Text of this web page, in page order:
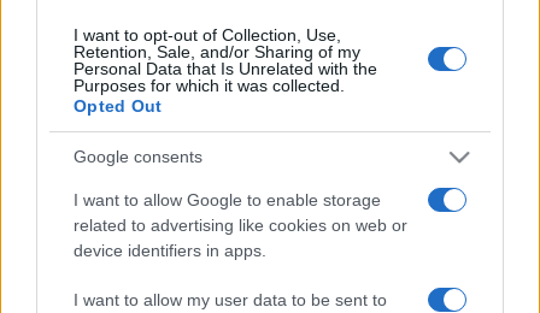
I want to opt-out of Collection, Use,
Retention, Sale, and/or Sharing of my
Personal Data that Is Unrelated with the
Purposes for which it was collected.
Opted Out
Google consents
I want to allow Google to enable storage
related to advertising like cookies on web or
device identifiers in apps.
I want to allow my user data to be sent to
HÍRDETÉS
HÍRDETÉS